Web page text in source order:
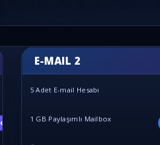
E-MAIL 2
5 Adet E-mail Hesabı
1 GB Paylaşımlı Mailbox